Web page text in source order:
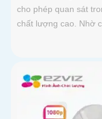
cho phép quan sát
chất lượng cao. Nhờ